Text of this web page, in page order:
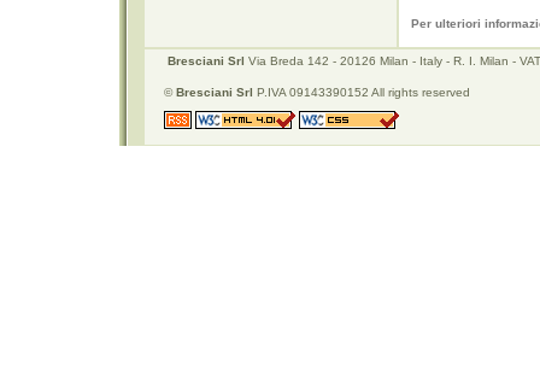
Per ulteriori
Bresciani Srl Via Breda 142 - 20126 Milan - Italy - R. I. Milan -
©Bresciani Srl P.IVA 09143390152 All rights reserved